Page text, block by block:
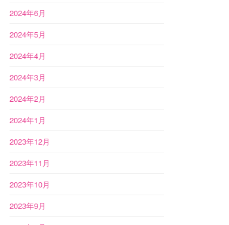
2024年6月
2024年5月
2024年4月
2024年3月
2024年2月
2024年1月
2023年12月
2023年11月
2023年10月
2023年9月